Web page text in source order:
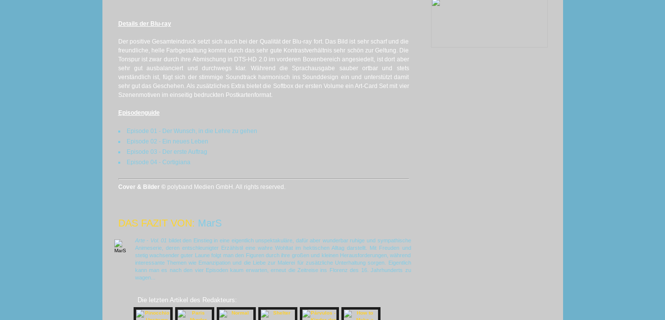
Details der Blu-ray
Der positive Gesamteindruck setzt sich auch bei der Qualität der Blu-ray fort. Das Bild ist sehr scharf und die
freundliche, helle Farbgestaltung kommt durch das sehr gute Kontrastverhältnis sehr schön zur Geltung. Die
Tonspur ist zwar durch ihre Abmischung in DTS-HD 2.0 im vorderen Boxenbereich angesiedelt, ist dort aber
sehr gut ausbalanciert und durchwegs klar. Während die Sprachausgabe sauber ortbar und stets
verständlich ist, fügt sich der stimmige Soundtrack harmonisch ins Sounddesign ein und unterstützt damit
sehr gut das Geschehen. Als zusätzliches Extra bietet die Softbox der ersten Volume ein Art-Card Set mit vier
Szenenmotiven im einseitig bedruckten Postkartenformat.
Episodenguide
Episode 01 - Der Wunsch, in die Lehre zu gehen
Episode 02 - Ein neues Leben
Episode 03 - Der erste Auftrag
Episode 04 - Cortigiana
Cover & Bilder © polyband Medien GmbH. All rights reserved.
DAS FAZIT VON: MarS
Arte - Vol. 01 bildet den Einstieg in eine eigentlich unspektakuläre, dafür aber wunderbar ruhige und sympathische
Animeserie, deren entschleunigter Erzählstil eine wahre Wohltat im hektischen Alltag darstellt. Mit Freuden und
stetig wachsender guter Laune folgt man den Figuren durch ihre großen und kleinen Herausforderungen, während
interessante Themen wie Emanzipation und die Liebe zur Malerei für zusätzliche Unterhaltung sorgen. Eigentlich
kann man es nach den vier Episoden kaum erwarten, erneut die Zeitreise ins Florenz des 16. Jahrhunderts zu
wagen...
Die letzten Artikel des Redakteurs: